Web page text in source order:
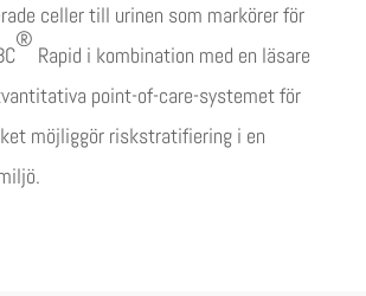
celler till urinen som markörer för
®
Rapid i kombination med en läsare
point-of-care-systemet för
möjliggör riskstratifiering i en